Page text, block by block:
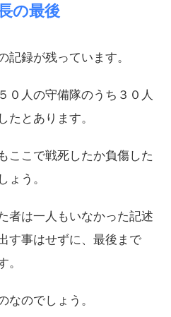
の最後
記録が残っています。
０人の守備隊のうち３０人
たとあります。
ここで戦死したか負傷した
ょう。
者は一人もいなかった記述
す事はせずに、最後まで
。
なのでしょう。